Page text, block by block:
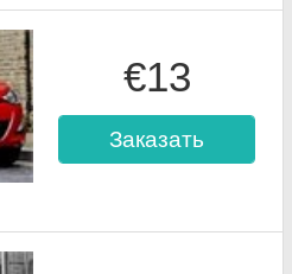
€13
Заказать